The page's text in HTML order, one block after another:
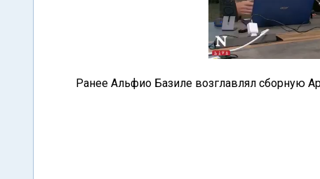
Ранее Альфио Базиле возглавлял сборную